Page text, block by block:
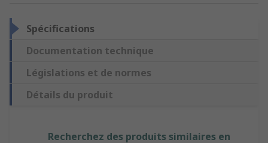
Spécifications
Documentation technique
Législations et de normes
Détails du produit
Recherchez des produits similaires en